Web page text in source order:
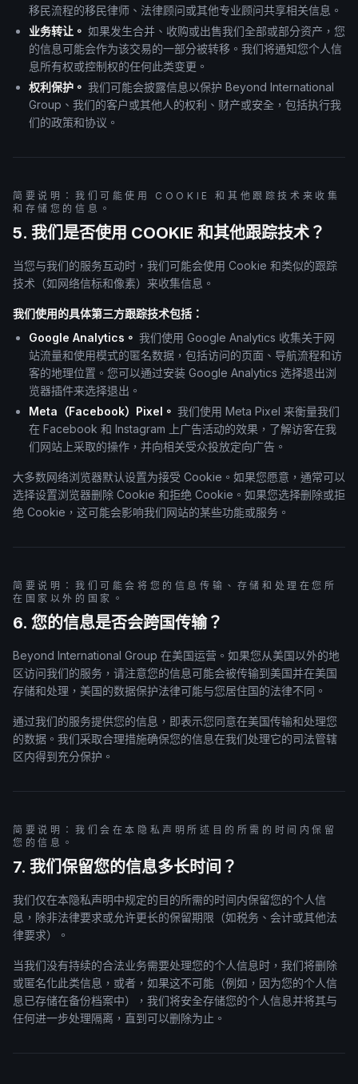
移民流程的移民律师、法律顾问或其他专业顾问共享相关信息。
业务转让。 如果发生合并、收购或出售我们全部或部分资产，您
的信息可能会作为该交易的一部分被转移。我们将通知您个人信
息所有权或控制权的任何此类变更。
权利保护。 我们可能会披露信息以保护 Beyond International
Group、我们的客户或其他人的权利、财产或安全，包括执行我
们的政策和协议。
简要说明：我们可能使用 COOKIE 和其他跟踪技术来收集
和存储您的信息。
5. 我们是否使用 COOKIE 和其他跟踪技术？
当您与我们的服务互动时，我们可能会使用 Cookie 和类似的跟踪
技术（如网络信标和像素）来收集信息。
我们使用的具体第三方跟踪技术包括：
Google Analytics。 我们使用 Google Analytics 收集关于网
站流量和使用模式的匿名数据，包括访问的页面、导航流程和访
客的地理位置。您可以通过安装 Google Analytics 选择退出浏
览器插件来选择退出。
Meta（Facebook）Pixel。 我们使用 Meta Pixel 来衡量我们
在 Facebook 和 Instagram 上广告活动的效果，了解访客在我
们网站上采取的操作，并向相关受众投放定向广告。
大多数网络浏览器默认设置为接受 Cookie。如果您愿意，通常可以
选择设置浏览器删除 Cookie 和拒绝 Cookie。如果您选择删除或拒
绝 Cookie，这可能会影响我们网站的某些功能或服务。
简要说明：我们可能会将您的信息传输、存储和处理在您所
在国家以外的国家。
6. 您的信息是否会跨国传输？
Beyond International Group 在美国运营。如果您从美国以外的地
区访问我们的服务，请注意您的信息可能会被传输到美国并在美国
存储和处理，美国的数据保护法律可能与您居住国的法律不同。
通过我们的服务提供您的信息，即表示您同意在美国传输和处理您
的数据。我们采取合理措施确保您的信息在我们处理它的司法管辖
区内得到充分保护。
简要说明：我们会在本隐私声明所述目的所需的时间内保留
您的信息。
7. 我们保留您的信息多长时间？
我们仅在本隐私声明中规定的目的所需的时间内保留您的个人信
息，除非法律要求或允许更长的保留期限（如税务、会计或其他法
律要求）。
当我们没有持续的合法业务需要处理您的个人信息时，我们将删除
或匿名化此类信息，或者，如果这不可能（例如，因为您的个人信
息已存储在备份档案中），我们将安全存储您的个人信息并将其与
任何进一步处理隔离，直到可以删除为止。